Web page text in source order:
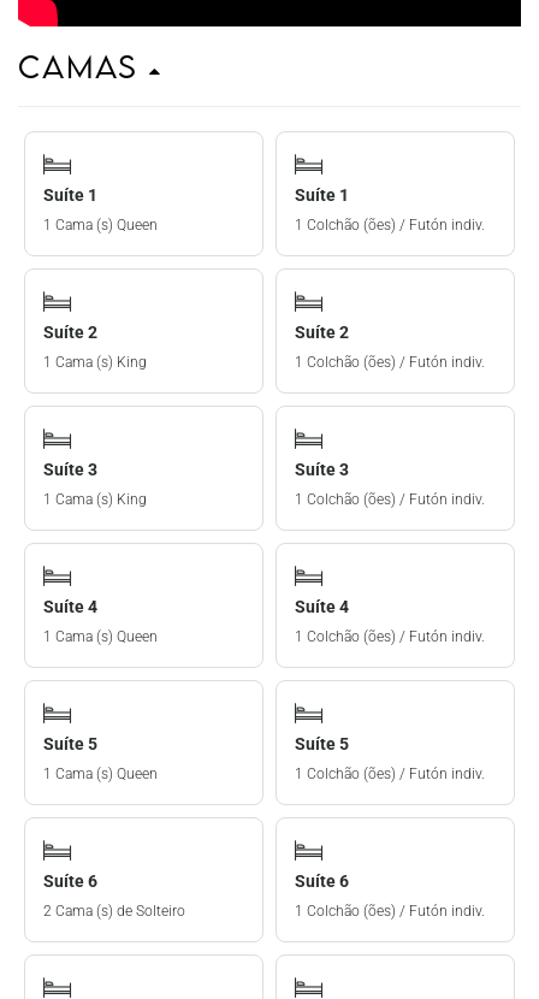
Camas
Suíte 1
1 Cama (s) Queen
Suíte 1
1 Colchão (ões) / Futón indiv.
Suíte 2
1 Cama (s) King
Suíte 2
1 Colchão (ões) / Futón indiv.
Suíte 3
1 Cama (s) King
Suíte 3
1 Colchão (ões) / Futón indiv.
Suíte 4
1 Cama (s) Queen
Suíte 4
1 Colchão (ões) / Futón indiv.
Suíte 5
1 Cama (s) Queen
Suíte 5
1 Colchão (ões) / Futón indiv.
Suíte 6
2 Cama (s) de Solteiro
Suíte 6
1 Colchão (ões) / Futón indiv.